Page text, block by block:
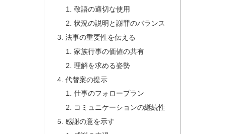
敬語の適切な使用
状況の説明と謝罪のバランス
法事の重要性を伝える
家族行事の価値の共有
理解を求める姿勢
代替案の提示
仕事のフォロープラン
コミュニケーションの継続性
感謝の意を示す